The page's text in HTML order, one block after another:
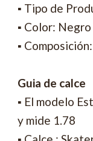
▪ Tipo de
▪ Color: Negro
▪
Guia de calce
▪ El modelo
y mide 1.78